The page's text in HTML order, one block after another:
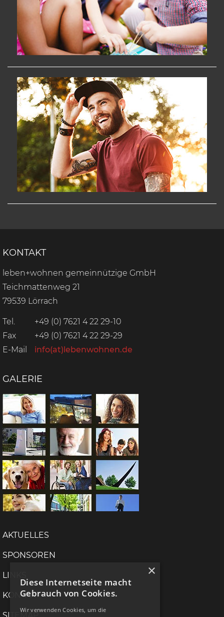
KONTAKT
leben+wohnen gemeinnützige GmbH
Teichmattenweg 21
79539 Lörrach
Tel.
+49 (0) 7621 4 22 29-10
Fax
+49 (0) 7621 4 22 29-29
E-Mail
info(at)lebenwohnen.de
GALERIE
AKTUELLES
SPONSOREN
LINKS
KONTAKT
×
Diese Internetseite macht
Gebrauch von Cookies.
Wir verwenden Cookies, um die